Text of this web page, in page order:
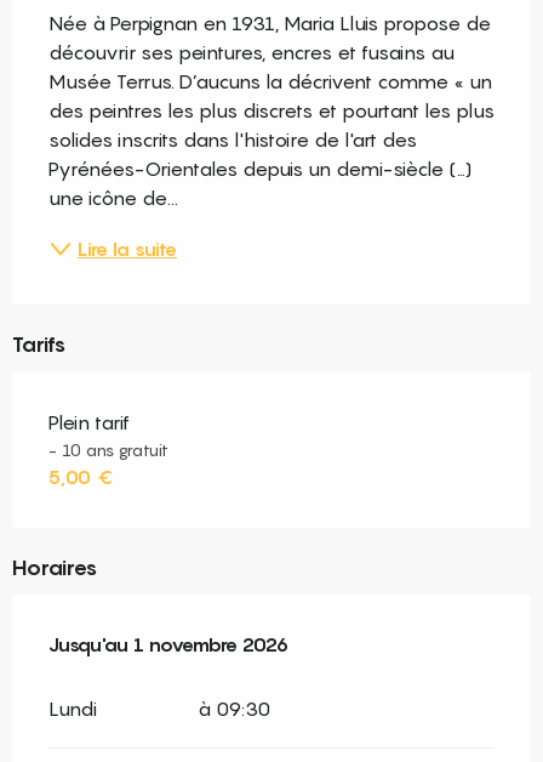
Née à Perpignan en 1931, Maria Lluis propose de
découvrir ses peintures, encres et fusains au
Musée Terrus. D’aucuns la décrivent comme « un
des peintres les plus discrets et pourtant les plus
solides inscrits dans l'histoire de l'art des
Pyrénées-Orientales depuis un demi-siècle (…)
une icône de...
Lire la suite
Tarifs
Plein tarif
- 10 ans gratuit
5,00 €
Horaires
Du20 juin 2026au1 novembre 2026
Jusqu'au 1 novembre 2026
Lundi à 09:30